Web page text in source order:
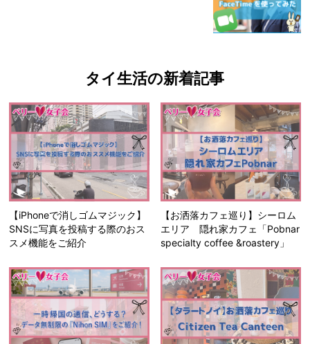
タイ生活の新着記事
【iPhoneで消しゴムマジック】
SNSに写真を投稿する際のおス
スメ機能をご紹介
【お洒落カフェ巡り】シーロム
エリア 隠れ家カフェ「Pobnar
specialty coffee &roastery」